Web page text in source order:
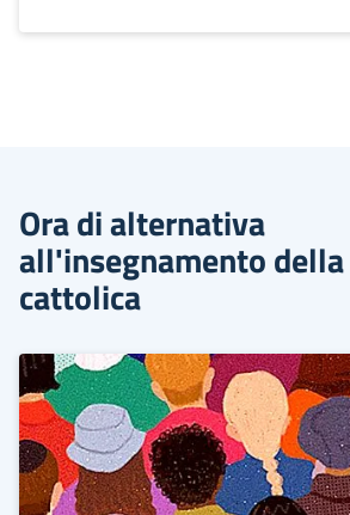
Ora di alternativa
all'insegnamento
cattolica